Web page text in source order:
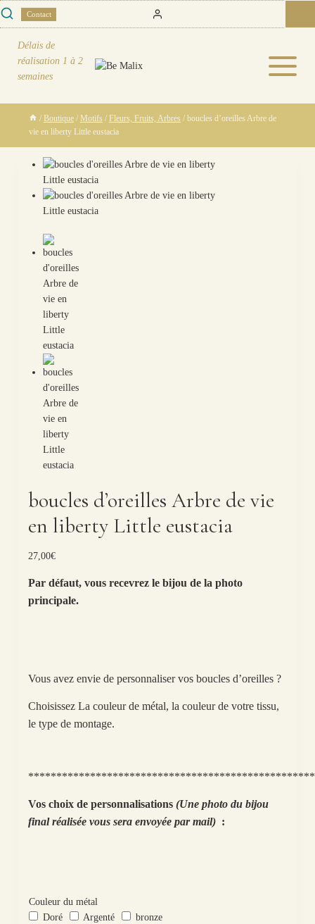
Skip
Contact
Délais de
réalisation 1 à 2
semaines
/ Boutique / Motifs / Fleurs, Fruits, Arbres / boucles d’oreilles Arbre de
vie en liberty Little eustacia
boucles d’oreilles Arbre de vie
en liberty Little eustacia
27,00€
Par défaut, vous recevrez le bijou de la photo
principale.
Vous avez envie de personnaliser vos boucles d’oreilles ?
Choisissez La couleur de métal, la couleur de votre tissu,
le type de montage.
Vos choix de personnalisations (Une photo du bijou
final réalisée vous sera envoyée par mail):
Couleur du métal
Doré
Argenté bronze